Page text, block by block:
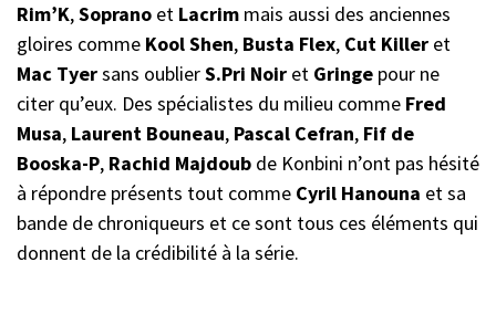
Rim’K,Soprano et Lacrim mais aussi des anciennes
gloires comme Kool Shen, Busta Flex, Cut Killer et
Mac Tyersans oublierS.Pri Noir et Gringe pour ne
citer qu’eux. Des spécialistes du milieu comme Fred
Musa, Laurent Bouneau, Pascal Cefran, Fif de
Booska-P, Rachid Majdoub de Konbini n’ont pas hésité
à répondre présents tout comme Cyril Hanouna et sa
bande de chroniqueurs et ce sont tous ces éléments qui
donnent de la crédibilité à la série.